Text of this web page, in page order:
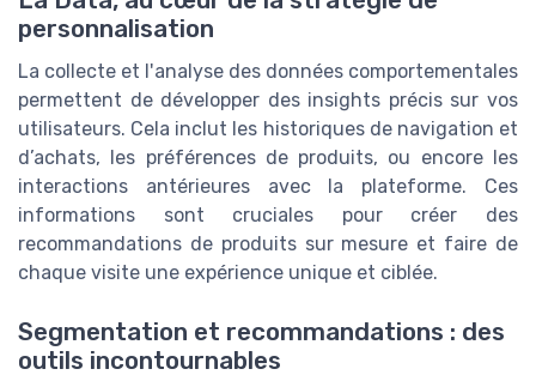
personnalisation
La collecte et l'analyse des données comportementales
permettent de développer des insights précis sur vos
utilisateurs. Cela inclut les historiques de navigation et
d’achats, les préférences de produits, ou encore les
interactions antérieures avec la plateforme. Ces
informations sont cruciales pour créer des
recommandations de produits sur mesure et faire de
chaque visite une expérience unique et ciblée.
Segmentation et recommandations : des
outils incontournables